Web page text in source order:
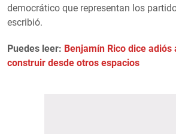
democrático que representan los
escribió.
Puedes leer: Benjamín Rico dice adiós
construir desde otros espacios